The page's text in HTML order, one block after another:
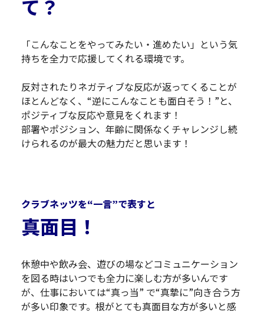
て？
「こんなことをやってみたい・進めたい」という気
持ちを全力で応援してくれる環境です。
反対されたりネガティブな反応が返ってくることが
ほとんどなく、“逆にこんなことも面白そう！”と、
ポジティブな反応や意見をくれます！
部署やポジション、年齢に関係なくチャレンジし続
けられるのが最大の魅力だと思います！
クラブネッツを“一言”で表すと
真面目！
休憩中や飲み会、遊びの場などコミュニケーション
を図る時はいつでも全力に楽しむ方が多いんです
が、仕事においては“真っ当” で“真摯に”向き合う方
が多い印象です。根がとても真面目な方が多いと感